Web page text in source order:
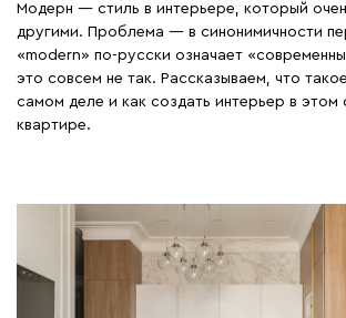
Модерн — стиль в интерьере, который
другими. Проблема — в синонимичности
«modern» по-русски означает
это совсем не так. Рассказываем, что
самом деле и как создать интерьер в этом
квартире.